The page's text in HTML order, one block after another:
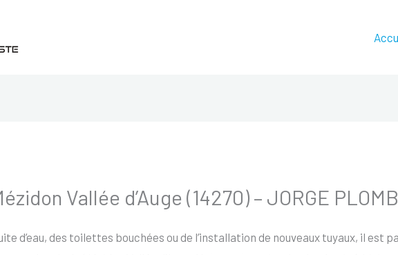
Vallée d’Auge (14270) – JORGE
d’eau, des toilettes bouchées ou de l’installation de nouveaux tuyaux, il est